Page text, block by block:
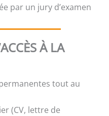
par un jury d’examen
À LA
tout au
(CV, lettre de